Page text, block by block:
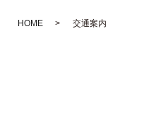
HOME 交通案内